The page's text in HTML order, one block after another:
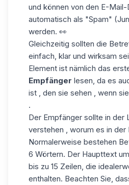
und können von den E-Mail-
automatisch als "Spam"
werden. 👀
Gleichzeitig sollten die
einfach, klar und wirksam
Element ist nämlich das
Empfänger lesen, da es
ist , den sie sehen , wenn
.
Der Empfänger sollte in der
verstehen , worum es in der
Normalerweise bestehen
6 Wörtern. Der Haupttext
bis zu 15 Zeilen, die
enthalten. Beachten Sie,